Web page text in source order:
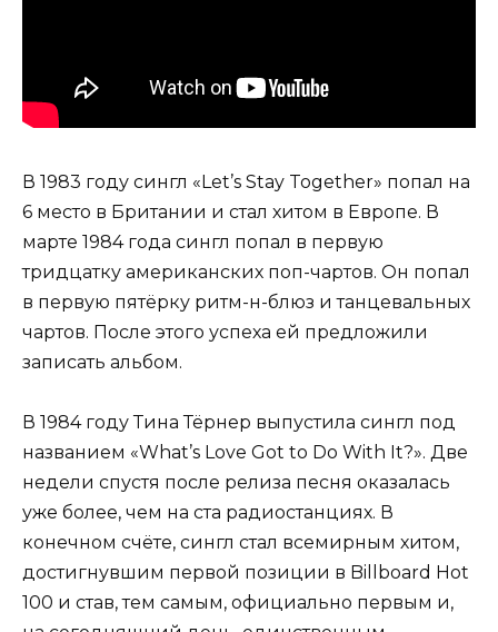
В 1983 году сингл «Let’s Stay Together» попал на
6 место в Британии и стал хитом в Европе. В
марте 1984 года сингл попал в первую
тридцатку американских поп-чартов. Он попал
в первую пятёрку ритм-н-блюз и танцевальных
чартов. После этого успеха ей предложили
записать альбом.
В 1984 году Тина Тёрнер выпустила сингл под
названием «What’s Love Got to Do With It?». Две
недели спустя после релиза песня оказалась
уже более, чем на ста радиостанциях. В
конечном счёте, сингл стал всемирным хитом,
достигнувшим первой позиции в Billboard Hot
100 и став, тем самым, официально первым и,